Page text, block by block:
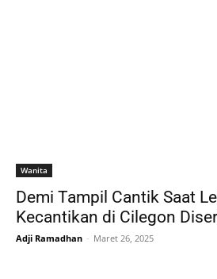
Wanita
Demi Tampil Cantik Saat
Kecantikan di Cilegon
Adji Ramadhan - Maret 26, 2025